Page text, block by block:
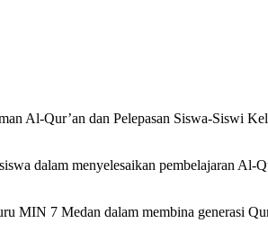
dalam menyelesaikan pembelajaran Al-
MIN 7 Medan dalam membina generasi